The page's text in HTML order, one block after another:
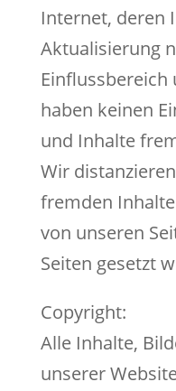
Internet, deren
Aktualisierung
Einflussbereich
haben keinen
und Inhalte
Wir
fremden
von unseren
Seiten gesetzt
Copyright:
Alle Inhalte,
unserer